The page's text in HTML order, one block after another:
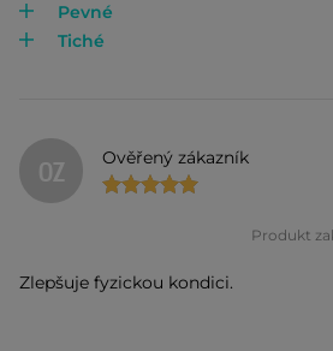
Pevné
Tiché
OZ Ověřený zákazník
Produkt
Zlepšuje fyzickou kondici.